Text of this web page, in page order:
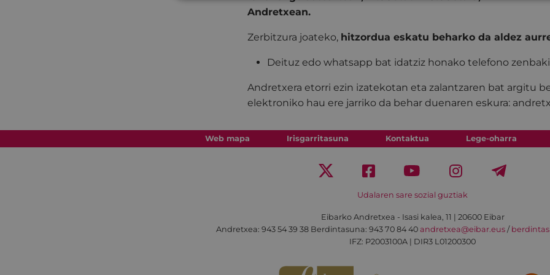
Andretxean.
Zerbitzura joateko, hitzordua eskatu beharko da aldez
Deituz edo whatsapp bat idatziz honako telefono
Andretxera etorri ezin izatekotan eta zalantzaren bat argitu
elektroniko hau ere jarriko da behar duenaren eskura:
Web mapa Irisgarritasuna Kontaktua Lege-oharra
Udalaren sare sozial guztiak
Eibarko Andretxea - Isasi kalea, 11 | 20600 Eibar
Andretxea: 943 54 39 38 Berdintasuna: 943 70 84 40 andretxea@eibar.eus/
IFZ: P2003100A | DIR3 L01200300